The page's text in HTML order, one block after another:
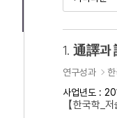
1. 通譯과
연구성과
사업년도 :
【한국학